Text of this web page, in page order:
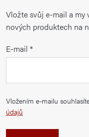
Vložte svůj e-mail a my
nových produktech na
E-mail
Vložením e-mailu
údajů